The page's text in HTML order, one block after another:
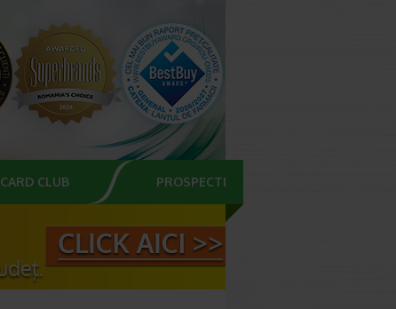
CARD CLUB PROSPECTE